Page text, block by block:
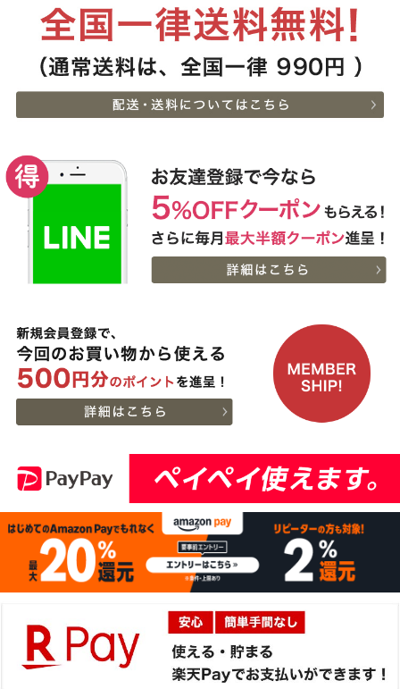
400g
2026-
08-06
21:40:00
熊本県
神戸牛カタログギフト
８千円
2026-
08-06
21:18:00
兵庫県
神戸牛カタログギフト
１万５千円
9
21:05:00
等級神戸牛ハンバーグス
テーキ 150ｇ×5個
2026-
08-06
17:45:00
栃木県
[ギフト] A5等級神戸牛
ランプすきやき 200ｇ~
11
08-06
千葉県
[ギフト] A5等級神戸牛
12
08-06
15:51:00
千葉県
[ギフト] A5等級神戸牛
イチボステーキ 150ｇ(1
枚)
2026-
08-06
13:58:00
大阪府
[ギフト]A5等級 神戸牛
プレミアムセット（プレ
レミアムもも[200g]）ス
ライス肉
14
2026-
08-06
13:58:00
大阪府
出産内祝に命名札 大
切なお名前のお披露目に
（商品と一緒にご購入下
15
2026-
08-06
13:58:00
大阪府 贈り物に最適な高級桐箱
13:18:00
円 赤身セット すきやき
（かた（ウデ）・プレミ
アム霜降りもも）450g
17
13:18:00
大阪府
出産内祝に命名札 大
切なお名前のお披露目に